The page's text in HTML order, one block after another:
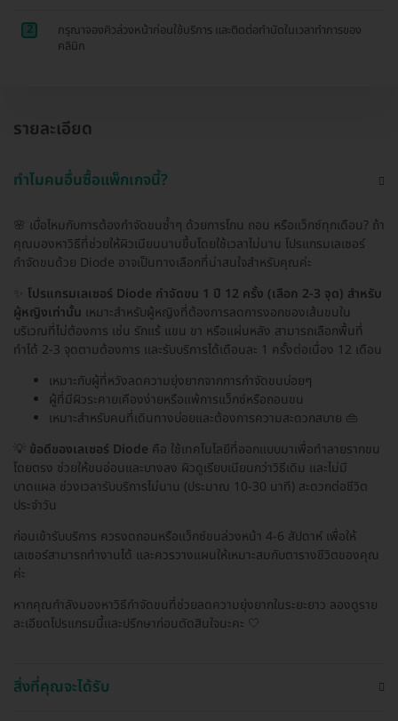
2
กรุณาจองคิวล่วงหน้าก่อนใช้บริการ และติดต่อทำนัดในเวลาทำการของ
คลินิก
รายละเอียด
ทำไมคนอื่นซื้อแพ็กเกจนี้?
🌸 เบื่อไหมกับการต้องกำจัดขนซ้ำๆ ด้วยการโกน ถอน หรือแว็กซ์ทุกเดือน? ถ้า
คุณมองหาวิธีที่ช่วยให้ผิวเนียนนานขึ้นโดยใช้เวลาไม่นาน โปรแกรมเลเซอร์
กำจัดขนด้วย Diode อาจเป็นทางเลือกที่น่าสนใจสำหรับคุณค่ะ
โปรแกรมเลเซอร์ Diode กำจัดขน 1 ปี 12 ครั้ง (เลือก 2-3 จุด) สำหรับ
ผู้หญิงเท่านั้น เหมาะสำหรับผู้หญิงที่ต้องการลดการงอกของเส้นขนใน
บริเวณที่ไม่ต้องการ เช่น รักแร้ แขน ขา หรือแผ่นหลัง สามารถเลือกพื้นที่
ทำได้ 2-3 จุดตามต้องการ และรับบริการได้เดือนละ 1 ครั้งต่อเนื่อง 12 เดือน
เหมาะกับผู้ที่หวังลดความยุ่งยากจากการกำจัดขนบ่อยๆ
ผู้ที่มีผิวระคายเคืองง่ายหรือแพ้การแว็กซ์หรือถอนขน
เหมาะสำหรับคนที่เดินทางบ่อยและต้องการความสะดวกสบาย 👜
💡 ข้อดีของเลเซอร์ Diode คือ ใช้เทคโนโลยีที่ออกแบบมาเพื่อทำลายรากขน
โดยตรง ช่วยให้ขนอ่อนและบางลง ผิวดูเรียบเนียนกว่าวิธีเดิม และไม่มี
บาดแผล ช่วงเวลารับบริการไม่นาน (ประมาณ 10-30 นาที) สะดวกต่อชีวิต
ประจำวัน
ก่อนเข้ารับบริการ ควรงดถอนหรือแว็กซ์ขนล่วงหน้า 4-6 สัปดาห์ เพื่อให้
เลเซอร์สามารถทำงานได้ และควรวางแผนให้เหมาะสมกับตารางชีวิตของคุณ
ค่ะ
หากคุณกำลังมองหาวิธีกำจัดขนที่ช่วยลดความยุ่งยากในระยะยาว ลองดูราย
ละเอียดโปรแกรมนี้และปรึกษาก่อนตัดสินใจนะคะ 🤍
สิ่งที่คุณจะได้รับ